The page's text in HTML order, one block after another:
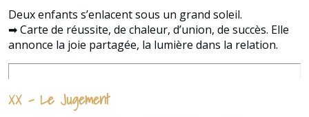
Deux enfants s’enlacent sous un grand soleil.
➡ Carte de réussite, de chaleur, d’union, de succès. Elle
annonce la joie partagée, la lumière dans la relation.
XX – Le Jugement